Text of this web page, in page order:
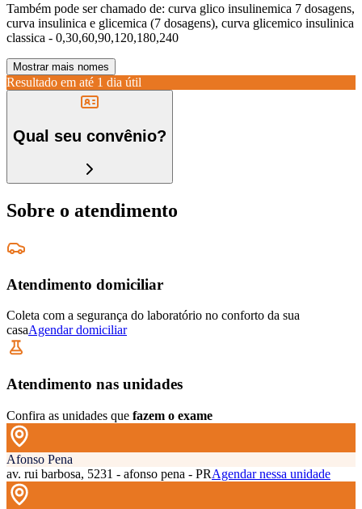
Também pode ser chamado de: curva glico insulinemica 7 dosagens,
curva insulinica e glicemica (7 dosagens), curva glicemico insulinica
classica - 0,30,60,90,120,180,240
Mostrar mais nomes
Resultado em até 1 dia útil
Qual seu convênio?
Sobre o atendimento
Atendimento domiciliar
Coleta com a segurança do laboratório no conforto da sua
casaAgendar domiciliar
Atendimento nas unidades
Confira as unidades que fazem o exame
Afonso Pena
av. rui barbosa, 5231 - afonso pena - PRAgendar nessa unidade